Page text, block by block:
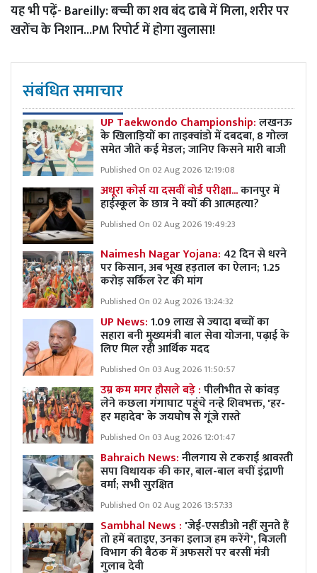
यह भी पढ़ें- Bareilly: बच्ची का शव बंद ढाबे में मिला, शरीर पर
खरोंच के निशान...PM रिपोर्ट में होगा खुलासा!
संबंधित समाचार
UP Taekwondo Championship:लखनऊ
के खिलाड़ियों का ताइक्वांडो में दबदबा, 8 गोल्ज
समेत जीते कई मेडल; जानिए किसने मारी बाजी
Published On 02 Aug 2026 12:19:08
अधूरा कोर्स या दसवीं बोर्ड परीक्षा...कानपुर में
हाईस्कूल के छात्र ने क्यों की आत्महत्या?
Published On 02 Aug 2026 19:49:23
Naimesh Nagar Yojana: 42 दिन से धरने
पर किसान, अब भूख हड़ताल का ऐलान; 1.25
करोड़ सर्किल रेट की मांग
Published On 02 Aug 2026 13:24:32
UP News:1.09 लाख से ज्यादा बच्चों का
सहारा बनी मुख्यमंत्री बाल सेवा योजना, पढ़ाई के
लिए मिल रही आर्थिक मदद
Published On 03 Aug 2026 11:50:57
उम्र कम मगर हौसले बड़े :पीलीभीत से कांवड़
लेने कछला गंगाघाट पहुंचे नन्हे शिवभक्त, 'हर-
हर महादेव' के जयघोष से गूंजे रास्ते
Published On 03 Aug 2026 12:01:47
Bahraich News:नीलगाय से टकराई श्रावस्ती
सपा विधायक की कार, बाल-बाल बचीं इंद्राणी
वर्मा; सभी सुरक्षित
Published On 02 Aug 2026 13:57:33
Sambhal News : 'जेई-एसडीओ नहीं सुनते हैं
तो हमें बताइए, उनका इलाज हम करेंगे', बिजली
विभाग की बैठक में अफसरों पर बरसीं मंत्री
गुलाब देवी